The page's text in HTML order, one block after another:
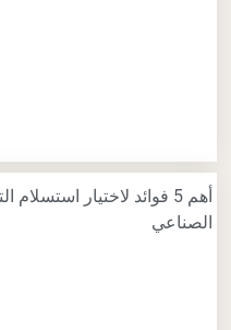
أهم 5 فوائد لاختيار استسلام
الصناعي